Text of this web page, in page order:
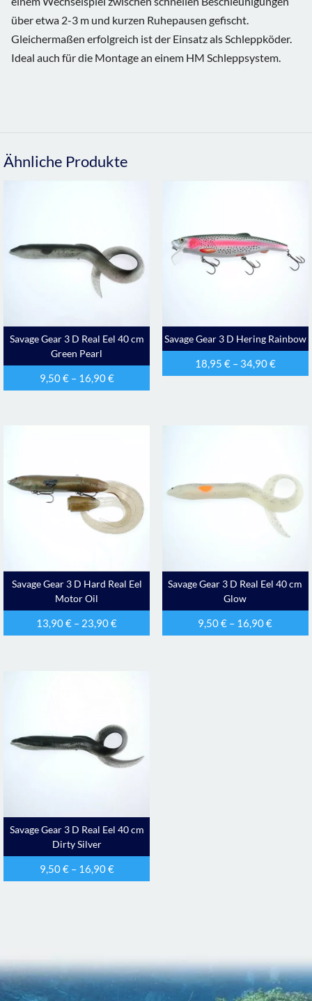
über etwa 2-3 m und kurzen Ruhepausen gefischt.
Gleichermaßen erfolgreich ist der Einsatz als Schleppköder.
Ideal auch für die Montage an einem HM Schleppsystem.
Ähnliche Produkte
Savage Gear 3 D Real Eel 40 cm
Green Pearl
9,50€– 16,90€
Savage Gear 3 D Hering Rainbow
18,95 €– 34,90€
Savage Gear 3 D Hard Real Eel
Motor Oil
13,90€ – 23,90€
Savage Gear 3 D Real Eel 40 cm
Glow
9,50€ – 16,90€
Savage Gear 3 D Real Eel 40 cm
Dirty Silver
9,50€– 16,90€